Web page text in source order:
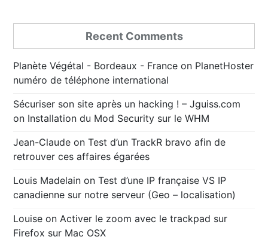
Recent Comments
Planète Végétal - Bordeaux - France on PlanetHoster
numéro de téléphone international
Sécuriser son site après un hacking ! – Jguiss.com
on Installation du Mod Security sur le WHM
Jean-Claude onTest d’un TrackR bravo afin de
retrouver ces affaires égarées
Louis Madelain onTest d’une IP française VS IP
canadienne sur notre serveur (Geo – localisation)
Louise on Activer le zoom avec le trackpad sur
Firefox sur Mac OSX